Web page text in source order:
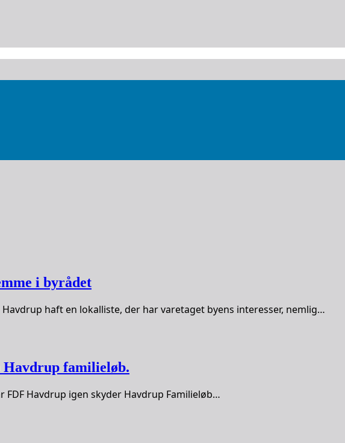
i byrådet
haft en lokalliste, der har varetaget byens interesser, nemlig…
familieløb.
Havdrup igen skyder Havdrup Familieløb…